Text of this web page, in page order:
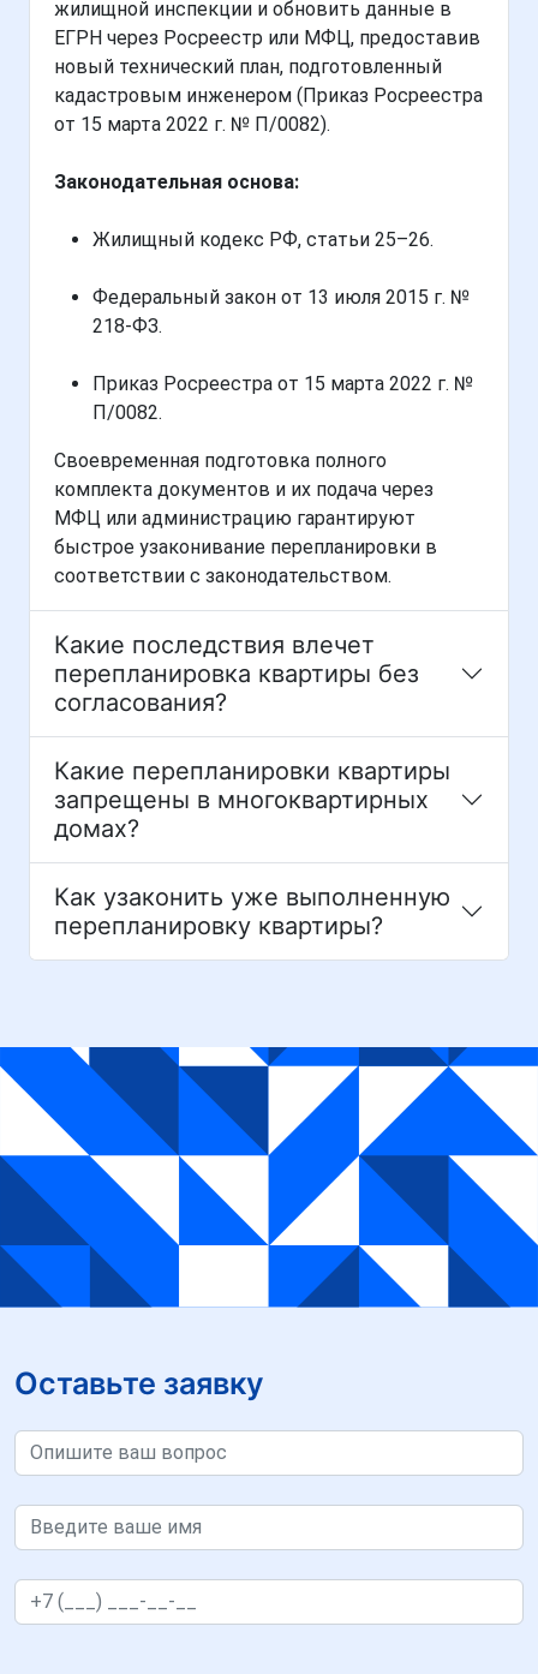
жилищной инспекции и обновить данные в
ЕГРН через Росреестр или МФЦ, предоставив
новый технический план, подготовленный
кадастровым инженером (Приказ Росреестра
от 15 марта 2022 г. № П/0082).
Законодательная основа:
Жилищный кодекс РФ, статьи 25–26.
Федеральный закон от 13 июля 2015 г. №
218-ФЗ.
Приказ Росреестра от 15 марта 2022 г. №
П/0082.
Своевременная подготовка полного
комплекта документов и их подача через
МФЦ или администрацию гарантируют
быстрое узаконивание перепланировки в
соответствии с законодательством.
Какие последствия влечет
перепланировка квартиры без
согласования?
Какие перепланировки квартиры
запрещены в многоквартирных
домах?
Как узаконить уже выполненную
перепланировку квартиры?
Оставьте заявку